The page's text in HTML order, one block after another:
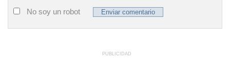
No soy un robot
PUBLICIDAD